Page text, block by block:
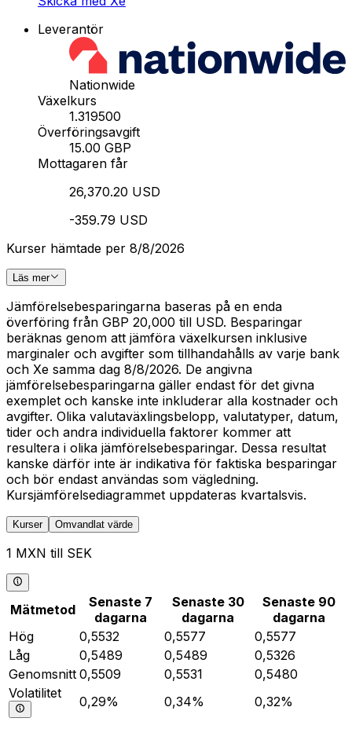
Leverantör
Nationwide
Växelkurs
1.319500
Överföringsavgift
15.00 GBP
Mottagaren får
26,370.20 USD
-359.79 USD
Kurser hämtade per 8/8/2026
Läs mer
Jämförelsebesparingarna baseras på en enda
överföring från GBP 20,000 till USD. Besparingar
beräknas genom att jämföra växelkursen inklusive
marginaler och avgifter som tillhandahålls av varje bank
och Xe samma dag 8/8/2026. De angivna
jämförelsebesparingarna gäller endast för det givna
exemplet och kanske inte inkluderar alla kostnader och
avgifter. Olika valutaväxlingsbelopp, valutatyper, datum,
tider och andra individuella faktorer kommer att
resultera i olika jämförelsebesparingar. Dessa resultat
kanske därför inte är indikativa för faktiska besparingar
och bör endast användas som vägledning.
Kursjämförelsediagrammet uppdateras kvartalsvis.
Kurser Omvandlat värde
1 MXN till SEK
Mätmetod
Senaste 7
dagarna
Senaste 30
dagarna
Senaste 90
dagarna
Hög
0,5532 0,5577
0,5577
Låg
0,5489 0,5489
0,5326
Genomsnitt 0,5509 0,5531
0,5480
Volatilitet
0,29% 0,34% 0,32%